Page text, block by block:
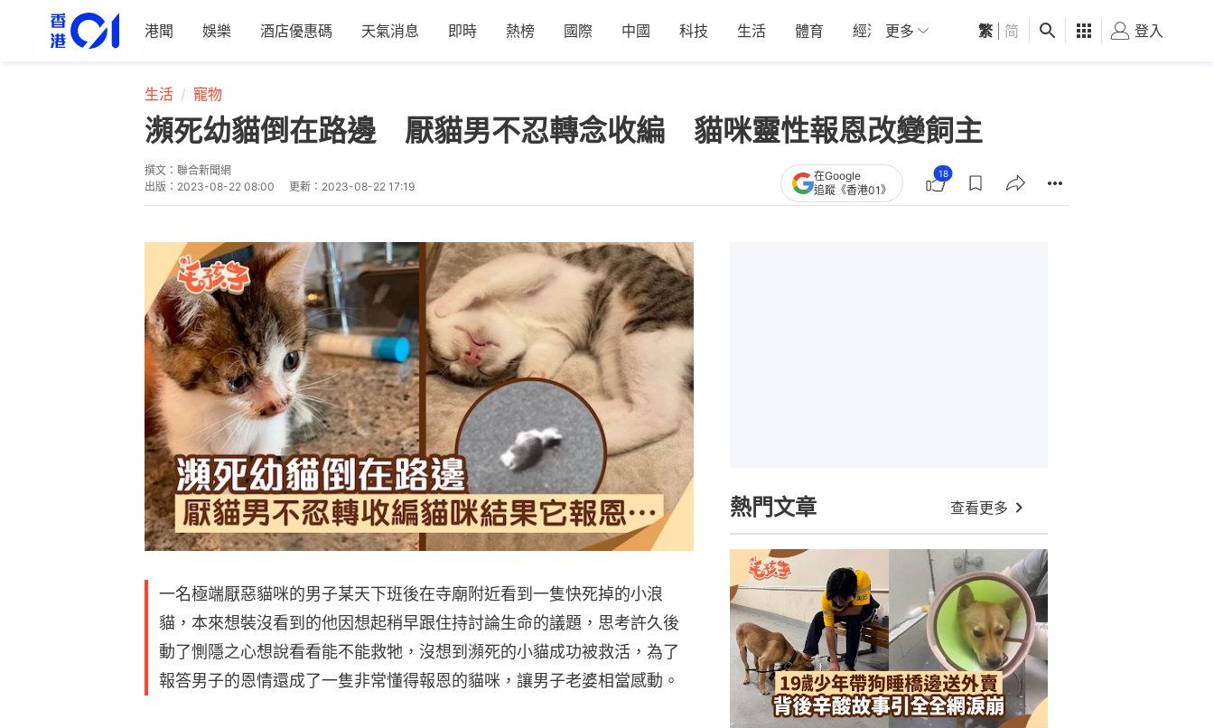
港聞 娛樂 酒店優惠碼 天氣消息 即時 熱榜 國際 中國 科技 生活 體育 經濟 01深圳 觀點 健康 好食玩飛
更多 繁 简 登入
生活 寵物
瀕死幼貓倒在路邊 厭貓男不忍轉念收編 貓咪靈性報恩改變飼主
撰文： 聯合新聞網
出版： 2023-08-22 08:00 更新： 2023-08-22 17:19
在Google
追蹤《香港01》
18
一名極端厭惡貓咪的男子某天下班後在寺廟附近看到一隻快死掉的小浪
貓，本來想裝沒看到的他因想起稍早跟住持討論生命的議題，思考許久後
動了惻隱之心想說看看能不能救牠，沒想到瀕死的小貓成功被救活，為了
報答男子的恩情還成了一隻非常懂得報恩的貓咪，讓男子老婆相當感動。
熱門文章 查看更多